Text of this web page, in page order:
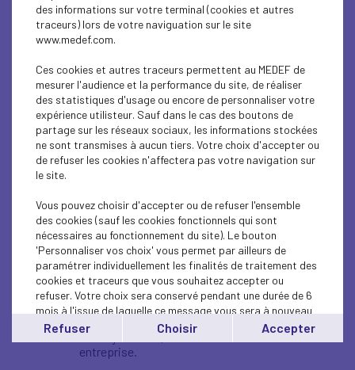
Nous vous donnons rendez-vous le 6 octobre
prochain au Medef pour lancer l’édition 2025 de la
#SERI25.
En présence de Patrick Martin, président du
Medef, Paola Fabiani, vice-présidente du Medef,
ainsi que les co-présidents de l'Association
française des Managers de la Diversité, Delphine
Pouponneau et Romain Plaisantin, retrouvez une
matinée rythmée par :
en matière de RSE, de diversité et
d’inclusion.
Une table ronde: «Entre engagements et
objections, où en sommes-nous ?» pour
explorer des actions concrètes en faveur
d’une transition juste.
Un regard croisé: «2040, la transition
juste en action» pour proposer de
nouveaux leviers et accélérer l’intégration
des enjeux RSE, diversité et inclusion en
entreprise.
des informations sur votre terminal (cookies et autres
traceurs) lors de votre naviguation sur le site
www.medef.com.
Ces cookies et autres traceurs permettent au MEDEF de
mesurer l'audience et la performance du site, de réaliser
des statistiques d'usage ou encore de personnaliser votre
expérience utilisteur. Sauf dans le cas des boutons de
partage sur les réseaux sociaux, les informations stockées
ne sont transmises à aucun tiers. Votre choix d'accepter ou
de refuser les cookies n'affectera pas votre navigation sur
le site.
Vous pouvez choisir d'accepter ou de refuser l'ensemble
des cookies (sauf les cookies fonctionnels qui sont
nécessaires au fonctionnement du site). Le bouton
'Personnaliser vos choix' vous permet par ailleurs de
paramétrer individuellement les finalités de traitement des
cookies et traceurs que vous souhaitez accepter ou
refuser. Votre choix sera conservé pendant une durée de 6
mois à l'issue de laquelle ce message vous sera à nouveau
affiché..
Vous pouvez modifier votre choix à tout moment en
cliquant sur le lien'cookies'
Refuser Choisir Accepter